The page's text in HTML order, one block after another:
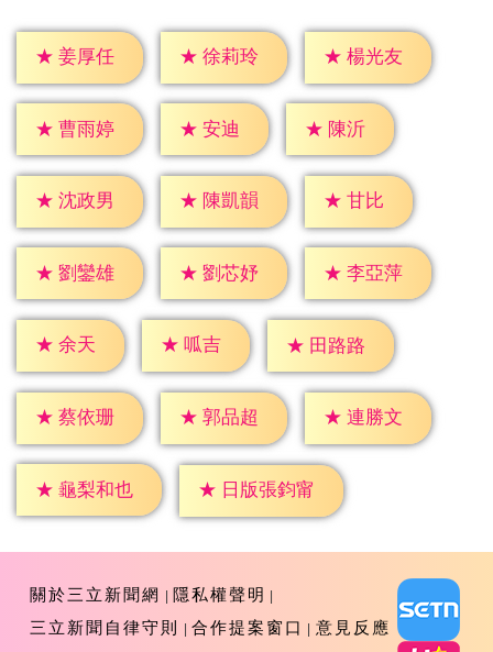
★ 姜厚任 ★ 徐莉玲 ★ 楊光友
★ 曹雨婷 ★ 安迪 ★ 陳沂
★ 沈政男 ★ 陳凱韻 ★ 甘比
★ 劉鑾雄 ★ 劉芯妤 ★ 李亞萍
★ 余天 ★ 呱吉 ★ 田路路
★ 蔡依珊 ★ 郭品超 ★ 連勝文
★ 龜梨和也 ★ 日版張鈞甯
關於三立新聞網
隱私權聲明
三立新聞自律守則
合作提案窗口 意見反應